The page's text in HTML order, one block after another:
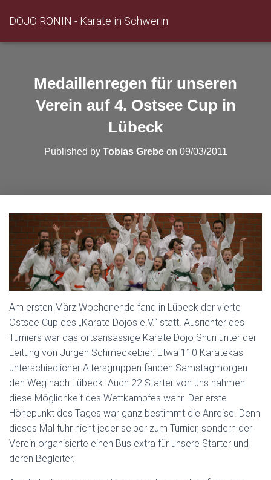
DOJO RONIN - Karate in Schwerin
Medaillenregen für unseren
Verein auf 4. Ostsee Cup in
Lübeck
Published by Tobias Grebeon 09/03/2011
Am ersten März Wochenende fand in Lübeck der vierte
Ostsee Cup des „Karate Dojos e.V.“ statt. Ausrichter des
Turniers war das ortsansässige Karate Dojo Shuri unter der
Leitung von Jürgen Schmeckebier. Etwa 110 Karatekas
unterschiedlicher Altersgruppen fanden Samstagmorgen
den Weg nach Lübeck. Auch 22 Starter von uns nahmen
diese Möglichkeit des Wettkampfes wahr. Der erste
Höhepunkt des Tages war ganz bestimmt die Anreise. Denn
dieses Mal fuhr nicht jeder selber zum Turnier, sondern der
Verein organisierte einen Bus extra für unsere Starter und
deren Begleiter.